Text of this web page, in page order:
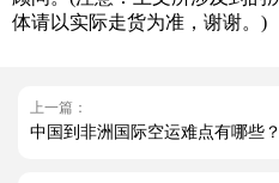
体请以实际走货为准，谢谢。)
上一篇：
中国到非洲国际空运难点有哪些